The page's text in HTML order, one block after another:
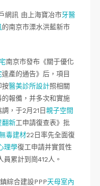
網訊 由上海寶冶市牙醫
的南京市溧水洪藍新市
南京市發布《關于優化
達產的通告》后，項目
按醫美診所設計照相關
報備，并多次和實施
調，于2月21日親子空間
翻新工申請復查表》批
毒建材22日率先全面復
理學復工申請并實質性
員累計到崗412人。
綜合建設PPP天母室內